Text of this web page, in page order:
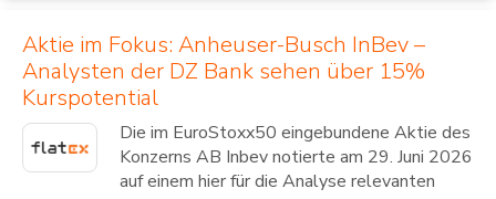
Aktie im Fokus: Anheuser-Busch InBev –
Analysten der DZ Bank sehen über 15%
Kurspotential
Die im EuroStoxx50 eingebundene Aktie des
Konzerns AB Inbev notierte am 29. Juni 2026
auf einem hier für die Analyse relevanten